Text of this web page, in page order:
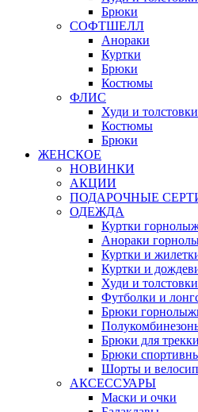
Брюки
СОФТШЕЛЛ
Анораки
Куртки
Брюки
Костюмы
ФЛИС
Худи и толстовки
Костюмы
Брюки
ЖЕНСКОЕ
НОВИНКИ
АКЦИИ
ПОДАРОЧНЫЕ
ОДЕЖДА
Куртки
Анораки
Куртки и
Куртки и
Худи и толстовки
Футболки и
Брюки
Брюки для
Брюки
Шорты и
АКСЕССУАРЫ
Маски и очки